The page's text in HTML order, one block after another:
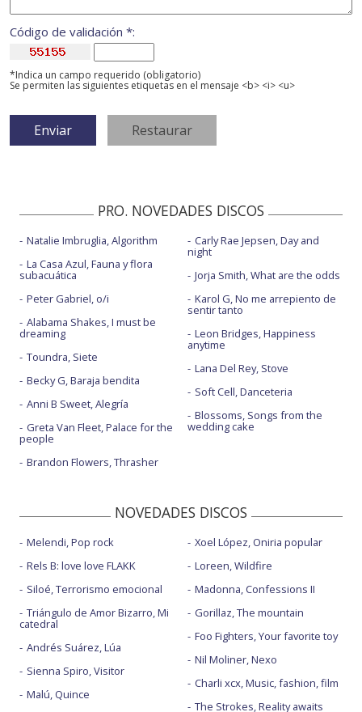
Código de validación *:
*Indica un campo requerido (obligatorio)
Se permiten las siguientes etiquetas en el mensaje <b> <i> <u>
PRO. NOVEDADES DISCOS
Natalie Imbruglia, Algorithm
La Casa Azul, Fauna y flora
subacuática
Peter Gabriel, o/i
Alabama Shakes, I must be
dreaming
Toundra, Siete
Becky G, Baraja bendita
Anni B Sweet, Alegría
Greta Van Fleet, Palace for the
people
Brandon Flowers, Thrasher
Carly Rae Jepsen, Day and
night
Jorja Smith, What are the odds
Karol G, No me arrepiento de
sentir tanto
Leon Bridges, Happiness
anytime
Lana Del Rey, Stove
Soft Cell, Danceteria
Blossoms, Songs from the
wedding cake
NOVEDADES DISCOS
Melendi, Pop rock
Rels B: love love FLAKK
Siloé, Terrorismo emocional
Triángulo de Amor Bizarro, Mi
catedral
Andrés Suárez, Lúa
Sienna Spiro, Visitor
Malú, Quince
Xoel López, Oniria popular
Loreen, Wildfire
Madonna, Confessions II
Gorillaz, The mountain
Foo Fighters, Your favorite toy
Nil Moliner, Nexo
Charli xcx, Music, fashion, film
The Strokes, Reality awaits